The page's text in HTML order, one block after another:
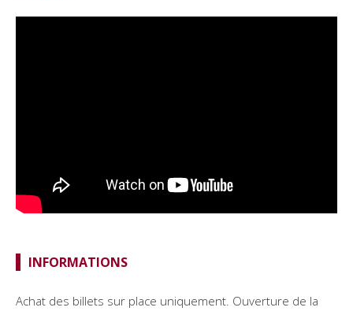
INFORMATIONS
Achat des billets sur place uniquement. Ouverture de la